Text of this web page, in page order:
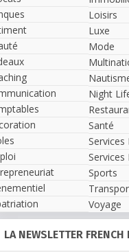
Loisirs
Luxe
Mode
Night
Santé
Services
Services
Sports
Voyage
LA NEWSLETTER